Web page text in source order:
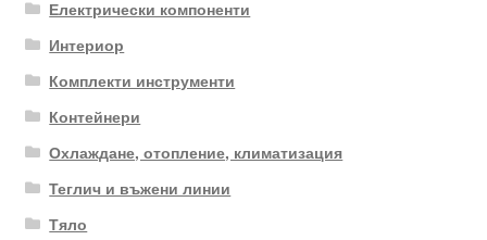
Електрически компоненти
Интериор
Комплекти инструменти
Контейнери
Охлаждане, отопление, климатизация
Теглич и въжени линии
Тяло